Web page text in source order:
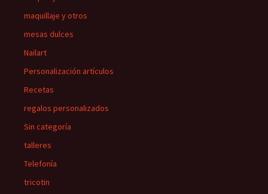
maquillaje y otros
mesas dulces
Nailart
Personalización artículos
Recetas
regalos personalizados
Sin categoría
talleres
Telefonía
tricotin